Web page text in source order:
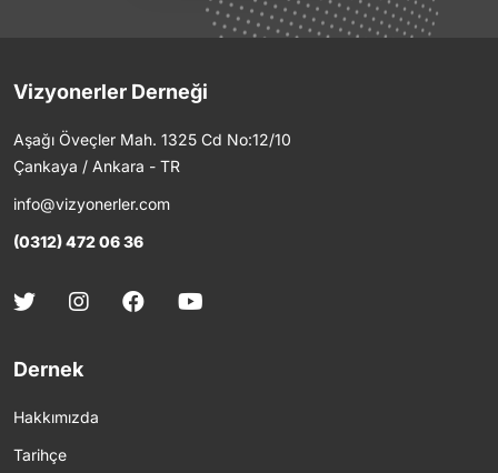
Vizyonerler Derneği
Aşağı Öveçler Mah. 1325 Cd No:12/10
Çankaya / Ankara - TR
info@vizyonerler.com
(0312) 472 06 36
Dernek
Hakkımızda
Tarihçe